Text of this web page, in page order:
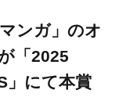
ンガ」のオ
「2025
」にて本賞